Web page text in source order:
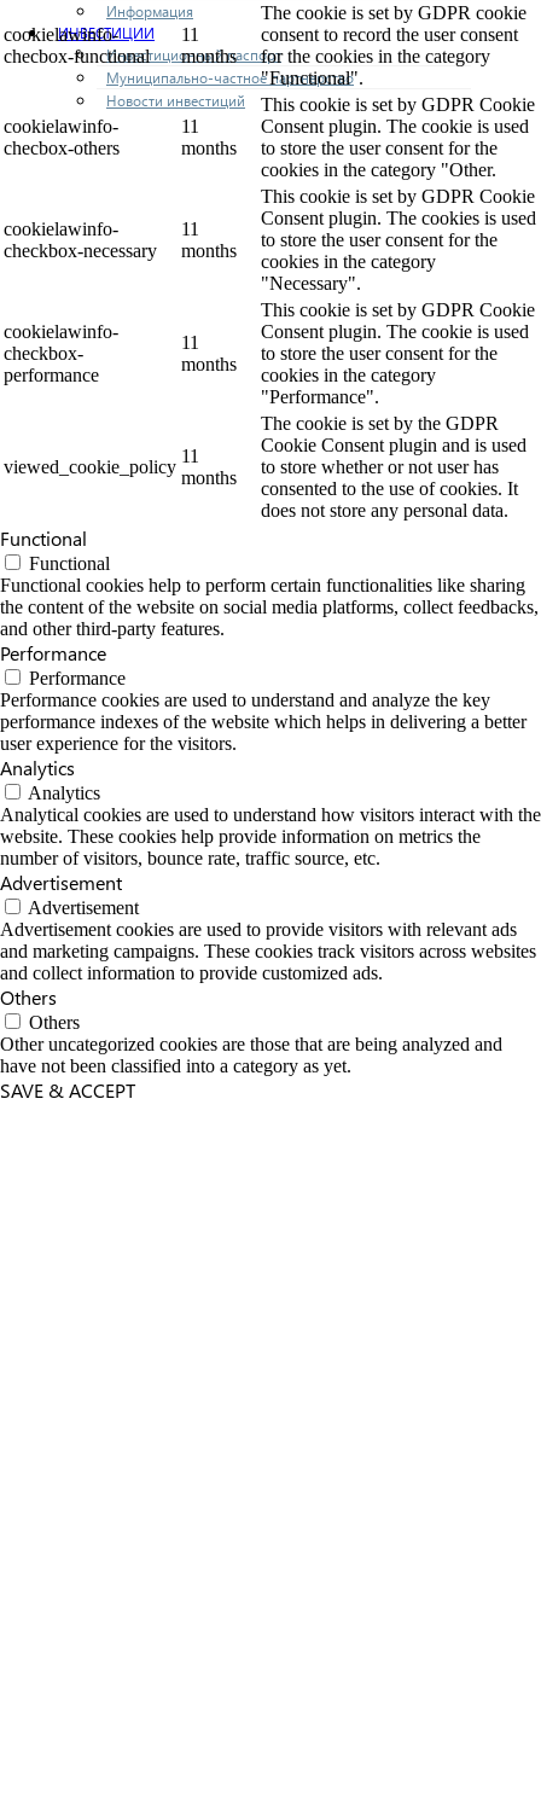
Информация
ИНВЕСТИЦИИ
Инвестиционный паспорт
Муниципально-частное партнерство
Новости инвестиций
cookielawinfo-
checbox-functional
11
months
The cookie is set by GDPR cookie
consent to record the user consent
for the cookies in the category
"Functional".
cookielawinfo-
checbox-others
11
months
This cookie is set by GDPR Cookie
Consent plugin. The cookie is used
to store the user consent for the
cookies in the category "Other.
cookielawinfo-
checkbox-necessary
11
months
This cookie is set by GDPR Cookie
Consent plugin. The cookies is used
to store the user consent for the
cookies in the category
"Necessary".
cookielawinfo-
checkbox-
performance
11
months
This cookie is set by GDPR Cookie
Consent plugin. The cookie is used
to store the user consent for the
cookies in the category
"Performance".
viewed_cookie_policy
11
months
The cookie is set by the GDPR
Cookie Consent plugin and is used
to store whether or not user has
consented to the use of cookies. It
does not store any personal data.
Functional
Functional
Functional cookies help to perform certain functionalities like sharing
the content of the website on social media platforms, collect feedbacks,
and other third-party features.
Performance
Performance
Performance cookies are used to understand and analyze the key
performance indexes of the website which helps in delivering a better
user experience for the visitors.
Analytics
Analytics
Analytical cookies are used to understand how visitors interact with the
website. These cookies help provide information on metrics the
number of visitors, bounce rate, traffic source, etc.
Advertisement
Advertisement
Advertisement cookies are used to provide visitors with relevant ads
and marketing campaigns. These cookies track visitors across websites
and collect information to provide customized ads.
Others
Others
Other uncategorized cookies are those that are being analyzed and
have not been classified into a category as yet.
SAVE & ACCEPT